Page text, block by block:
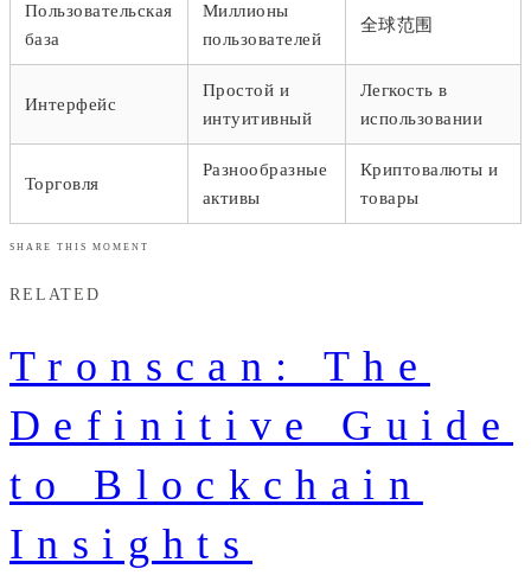
Пользовательская
база
Миллионы
пользователей
全球范围
Интерфейс
Простой и
интуитивный
Легкость в
использовании
Торговля
Разнообразные
активы
Криптовалюты и
товары
SHARE THIS MOMENT
RELATED
Tronscan: The
Definitive Guide
to Blockchain
Insights